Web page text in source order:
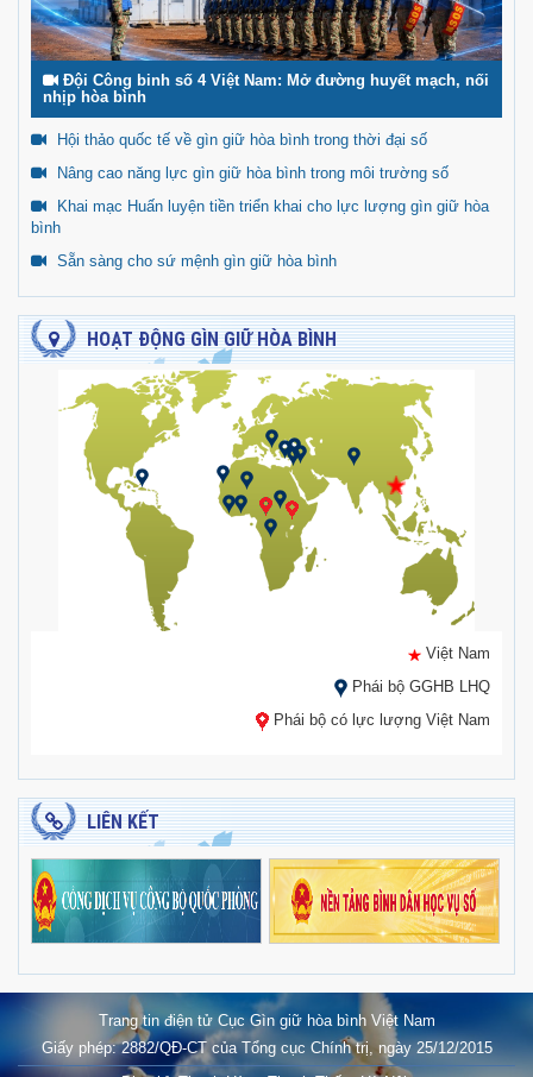
Đội Công binh số 4 Việt Nam: Mở đường huyết mạch, nối
nhịp hòa bình
Hội thảo quốc tế về gìn giữ hòa bình trong thời đại số
Nâng cao năng lực gìn giữ hòa bình trong môi trường số
Khai mạc Huấn luyện tiền triển khai cho lực lượng gìn giữ hòa
bình
Sẵn sàng cho sứ mệnh gìn giữ hòa bình
HOẠT ĐỘNG GÌN GIỮ HÒA BÌNH
Việt Nam
Phái bộ GGHB LHQ
Phái bộ có lực lượng Việt Nam
LIÊN KẾT
Trang tin điện tử Cục Gìn giữ hòa bình Việt Nam
Giấy phép: 2882/QĐ-CT của Tổng cục Chính trị, ngày 25/12/2015